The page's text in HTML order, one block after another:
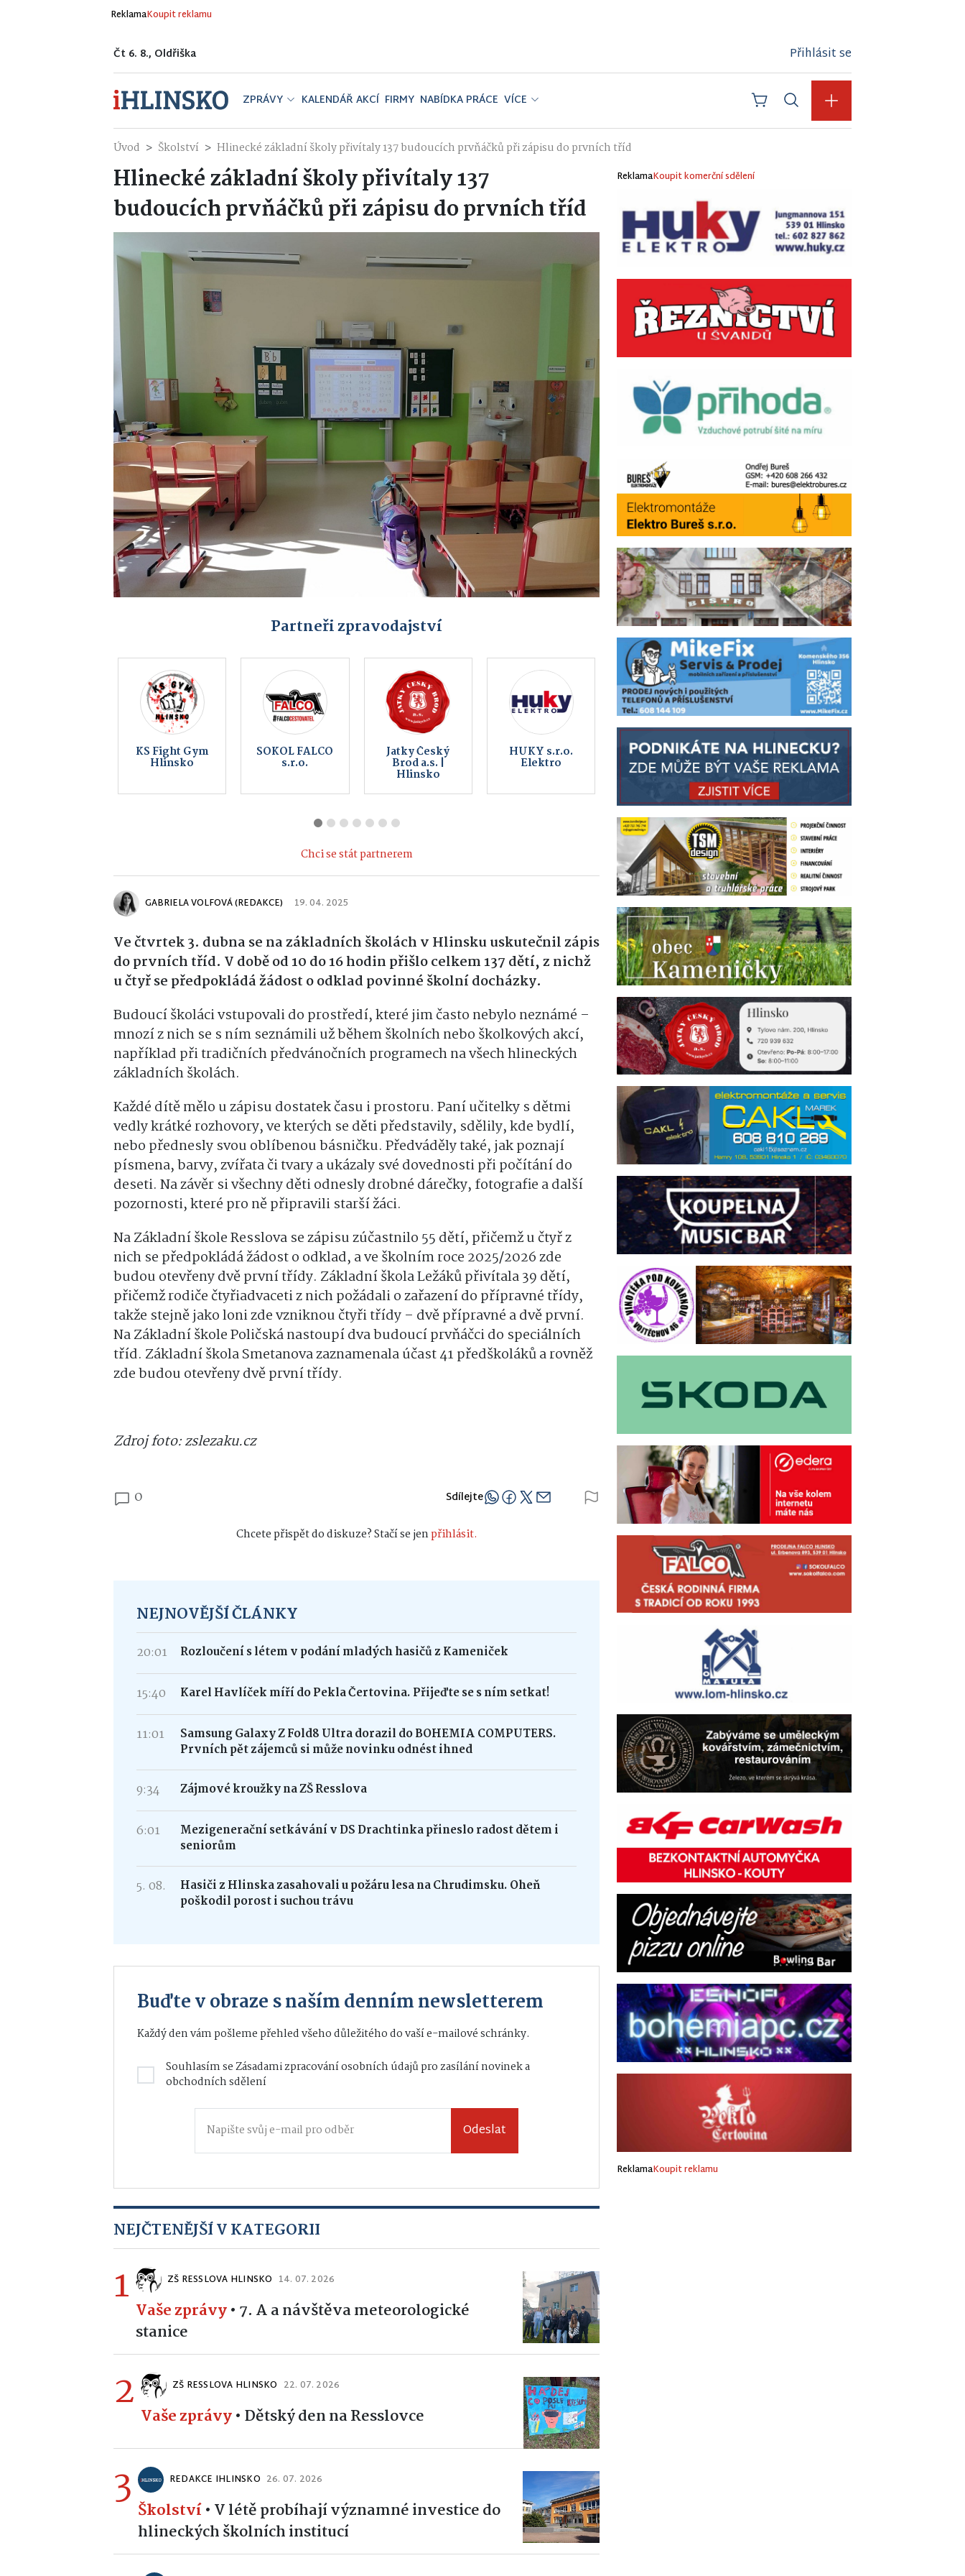
ReklamaKoupit reklamu
Čt 6. 8., Oldřiška Přihlásit se
ZPRÁVY KALENDÁŘ AKCÍ FIRMY NABÍDKA PRÁCE VÍCE
Úvod Školství Hlinecké základní školy přivítaly 137 budoucích prvňáčků při zápisu do prvních tříd
Hlinecké základní školy přivítaly 137
budoucích prvňáčků při zápisu do prvních tříd
Partneři zpravodajství
Vinotéka Pod
Kovárnou
Keltský
skanzen
TSM Design
s.r.o.
BEZKONTAKTNÍ
AUTOMYČKA
Chci se stát partnerem
GABRIELA VOLFOVÁ (REDAKCE) 19. 04. 2025
Ve čtvrtek 3. dubna se na základních školách v Hlinsku uskutečnil zápis
do prvních tříd. V době od 10 do 16 hodin přišlo celkem 137 dětí, z nichž
u čtyř se předpokládá žádost o odklad povinné školní docházky.
Budoucí školáci vstupovali do prostředí, které jim často nebylo neznámé –
mnozí z nich se s ním seznámili už během školních nebo školkových akcí,
například při tradičních předvánočních programech na všech hlineckých
základních školách.
Každé dítě mělo u zápisu dostatek času i prostoru. Paní učitelky s dětmi
vedly krátké rozhovory, ve kterých se děti představily, sdělily, kde bydlí,
nebo přednesly svou oblíbenou básničku. Předváděly také, jak poznají
písmena, barvy, zvířata či tvary a ukázaly své dovednosti při počítání do
deseti. Na závěr si všechny děti odnesly drobné dárečky, fotografie a další
pozornosti, které pro ně připravili starší žáci.
Na Základní škole Resslova se zápisu zúčastnilo 55 dětí, přičemž u čtyř z
nich se předpokládá žádost o odklad, a ve školním roce 2025/2026 zde
budou otevřeny dvě první třídy. Základní škola Ležáků přivítala 39 dětí,
přičemž rodiče čtyřiadvaceti z nich požádali o zařazení do přípravné třídy,
takže stejně jako loni zde vzniknou čtyři třídy – dvě přípravné a dvě první.
Na Základní škole Poličská nastoupí dva budoucí prvňáčci do speciálních
tříd. Základní škola Smetanova zaznamenala účast 41 předškoláků a rovněž
zde budou otevřeny dvě první třídy.
Zdroj foto: zslezaku.cz
0 Sdílejte
Chcete přispět do diskuze? Stačí se jenpřihlásit.
NEJNOVĚJŠÍ ČLÁNKY
20:01 Rozloučení s létem v podání mladých hasičů z Kameniček
15:40 Karel Havlíček míří do Pekla Čertovina. Přijeďte se s ním setkat!
11:01
Samsung Galaxy Z Fold8 Ultra dorazil do BOHEMIA COMPUTERS.
Prvních pět zájemců si může novinku odnést ihned
9:34 Zájmové kroužky na ZŠ Resslova
6:01
Mezigenerační setkávání v DS Drachtinka přineslo radost dětem i
seniorům
5. 08.
Hasiči z Hlinska zasahovali u požáru lesa na Chrudimsku. Oheň
poškodil porost i suchou trávu
Buďte v obraze s naším denním newsletterem
Každý den vám pošleme přehled všeho důležitého do vaší e-mailové schránky.
Souhlasím seZásadami zpracování osobních údajůpro zasílání novinek a
obchodních sdělení
Odeslat
NEJČTENĚJŠÍ V KATEGORII
1 ZŠ RESSLOVA HLINSKO 14. 07. 2026
Vaše zprávy• 7. A a návštěva meteorologické
stanice
2 ZŠ RESSLOVA HLINSKO 22. 07. 2026
Vaše zprávy• Dětský den na Resslovce
3 REDAKCE IHLINSKO 26. 07. 2026
Školství• V létě probíhají významné investice do
hlineckých školních institucí
ReklamaKoupit komerční sdělení
ReklamaKoupit reklamu